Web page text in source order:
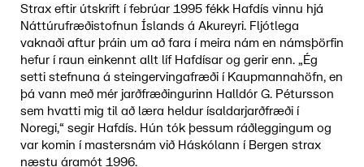
Strax eftir útskrift í febrúar 1995 fékk Hafdís vinnu hjá
Náttúrufræðistofnun Íslands á Akureyri. Fljótlega
vaknaði aftur þráin um að fara í meira nám en námsþörfin
hefur í raun einkennt allt líf Hafdísar og gerir enn. „Ég
setti stefnuna á steingervingafræði í Kaupmannahöfn, en
þá vann með mér jarðfræðingurinn Halldór G. Pétursson
sem hvatti mig til að læra heldur ísaldarjarðfræði í
Noregi,“ segir Hafdís. Hún tók þessum ráðleggingum og
var komin í mastersnám við Háskólann í Bergen strax
næstu áramót 1996.